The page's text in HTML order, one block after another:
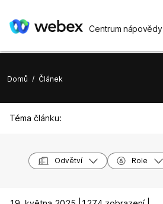
Centrum nápovědy
Domů / Článek
Téma článku:
Odvětví Role